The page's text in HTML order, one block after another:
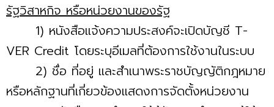
รัฐวิสาหกิจ หรือหน่วยงานของรัฐ
1) หนังสือแจ้งความประสงค์จะเปิดบัญชี T-
VER Credit โดยระบุอีเมลที่ต้องการใช้งานในระบบ
2) ชื่อ ที่อยู่ และสำเนาพระราชบัญญัติกฎหมาย
หรือหลักฐานที่เกี่ยวข้องแสดงการจัดตั้งหน่วยงาน